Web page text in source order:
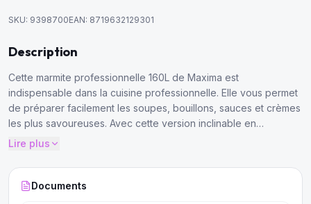
SKU: 9398700EAN: 8719632129301
Description
Cette marmite professionnelle 160L de Maxima est
indispensable dans la cuisine professionnelle. Elle vous permet
de préparer facilement les soupes, bouillons, sauces et crèmes
les plus savoureuses. Avec cette version inclinable en
particulier, vous pouvez vous faciliter encore plus la tâche
Lire plus
Documents